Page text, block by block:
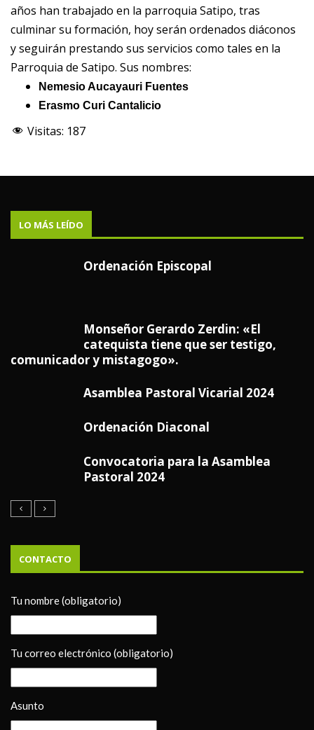
años han trabajado en la parroquia Satipo, tras
culminar su formación, hoy serán ordenados diáconos
y seguirán prestando sus servicios como tales en la
Parroquia de Satipo. Sus nombres:
Nemesio Aucayauri Fuentes
Erasmo Curi Cantalicio
Visitas: 187
LO MÁS LEÍDO
Ordenación Episcopal
Monseñor Gerardo Zerdin: «El
catequista tiene que ser testigo,
comunicador y mistagogo».
Asamblea Pastoral Vicarial 2024
Ordenación Diaconal
Convocatoria para la Asamblea
Pastoral 2024
CONTACTO
Tu nombre (obligatorio)
Tu correo electrónico (obligatorio)
Asunto